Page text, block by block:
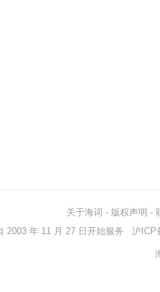
关于海词 - 版权声明 -
2003 年 11 月 27 日开始服务 沪ICP